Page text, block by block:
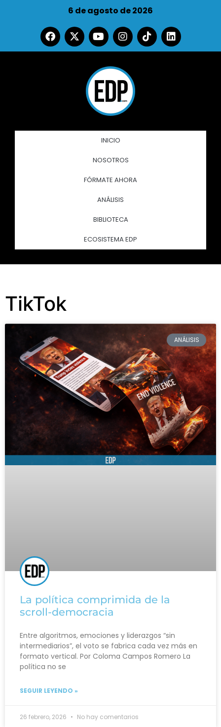
6 de agosto de 2026
INICIO
NOSOTROS
FÓRMATE AHORA
ANÁLISIS
BIBLIOTECA
ECOSISTEMA EDP
TikTok
ANÁLISIS
La política comprimida de la
scroll-democracia
Entre algoritmos, emociones y liderazgos “sin
intermediarios”, el voto se fabrica cada vez más en
formato vertical. Por Coloma Campos Romero La
política no se
SEGUIR LEYENDO »
26 febrero, 2026 No hay comentarios